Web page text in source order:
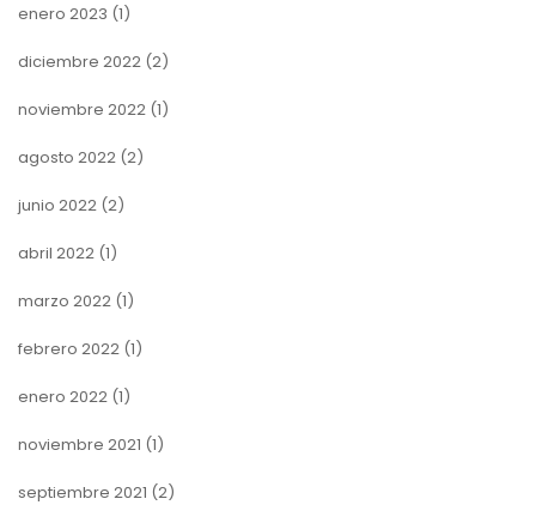
enero 2023 (1)
diciembre 2022 (2)
noviembre 2022 (1)
agosto 2022 (2)
junio 2022 (2)
abril 2022 (1)
marzo 2022 (1)
febrero 2022 (1)
enero 2022 (1)
noviembre 2021 (1)
septiembre 2021 (2)